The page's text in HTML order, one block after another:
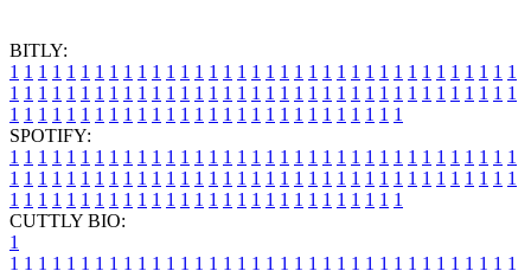
BITLY:
1 1 1 1 1 1 1 1 1 1 1 1 1 1 1 1 1 1 1 1 1 1 1 1 1 1 1 1 1 1 1 1 1 1 1 1
1 1 1 1 1 1 1 1 1 1 1 1 1 1 1 1 1 1 1 1 1 1 1 1 1 1 1 1 1 1 1 1 1 1 1 1
1 1 1 1 1 1 1 1 1 1 1 1 1 1 1 1 1 1 1 1 1 1 1 1 1 1 1 1
SPOTIFY:
1 1 1 1 1 1 1 1 1 1 1 1 1 1 1 1 1 1 1 1 1 1 1 1 1 1 1 1 1 1 1 1 1 1 1 1
1 1 1 1 1 1 1 1 1 1 1 1 1 1 1 1 1 1 1 1 1 1 1 1 1 1 1 1 1 1 1 1 1 1 1 1
1 1 1 1 1 1 1 1 1 1 1 1 1 1 1 1 1 1 1 1 1 1 1 1 1 1 1 1
CUTTLY BIO:
1
1 1 1 1 1 1 1 1 1 1 1 1 1 1 1 1 1 1 1 1 1 1 1 1 1 1 1 1 1 1 1 1 1 1 1 1